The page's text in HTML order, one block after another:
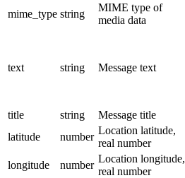
mime_type string
MIME type of
media data
text string Message text
title
string Message title
latitude
number
Location latitude,
real number
longitude
number
Location longitude,
real number